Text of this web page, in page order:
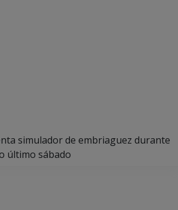
simulador de embriaguez durante
último sábado